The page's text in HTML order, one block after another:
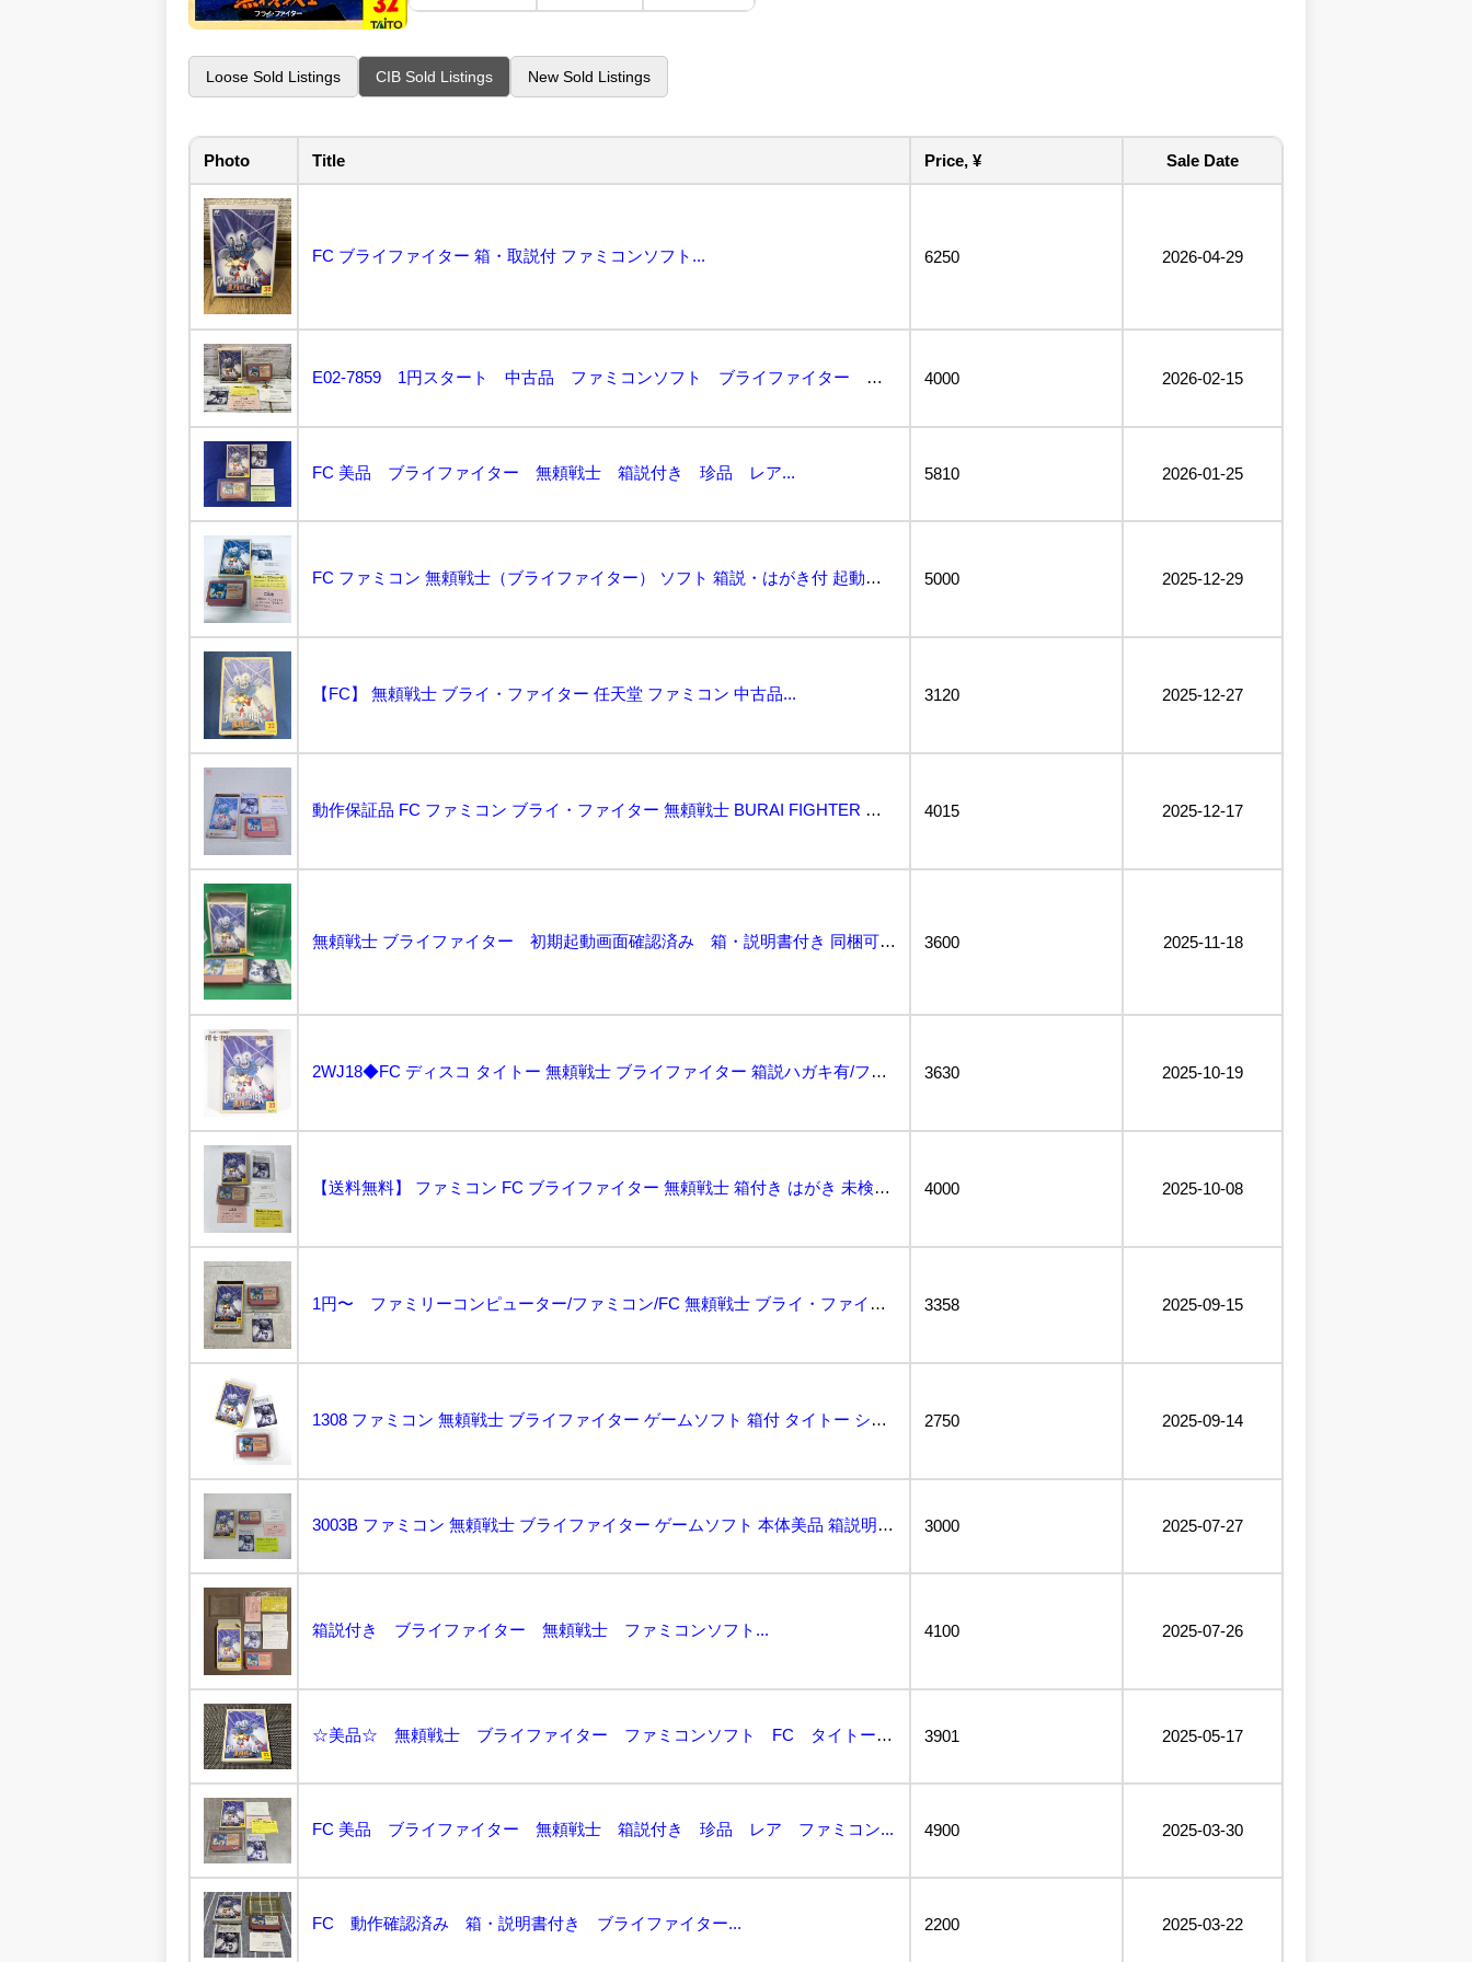
Loose Sold Listings CIB Sold Listings New Sold Listings
Photo Title Price, ¥ Sale Date
FC ブライファイター 箱・取説付 ファミコンソフト... 6250 2026-04-29
E02-7859 1円スタート 中古品 ファミコンソフト ブライファイター 無頼戦士 BURAI F... 4000 2026-02-15
FC 美品 ブライファイター 無頼戦士 箱説付き 珍品 レア... 5810 2026-01-25
FC ファミコン 無頼戦士（ブライファイター） ソフト 箱説・はがき付 起動確認済... 5000 2025-12-29
【FC】 無頼戦士 ブライ・ファイター 任天堂 ファミコン 中古品... 3120 2025-12-27
動作保証品 FC ファミコン ブライ・ファイター 無頼戦士 BURAI FIGHTER タイトー T... 4015 2025-12-17
無頼戦士 ブライファイター 初期起動画面確認済み 箱・説明書付き 同梱可能有 多数出品中... 3600 2025-11-18
2WJ18◆FC ディスコ タイトー 無頼戦士 ブライファイター 箱説ハガキ有/ファミコン ソフト ... 3630 2025-10-19
【送料無料】 ファミコン FC ブライファイター 無頼戦士 箱付き はがき 未検品 AAL0910/... 4000 2025-10-08
1円〜 ファミリーコンピューター/ファミコン/FC 無頼戦士 ブライ・ファイター カセット/ソフト ... 3358 2025-09-15
1308 ファミコン 無頼戦士 ブライファイター ゲームソフト 箱付 タイトー シューティングゲーム... 2750 2025-09-14
3003B ファミコン 無頼戦士 ブライファイター ゲームソフト 本体美品 箱説明書付 タイトー シ... 3000 2025-07-27
箱説付き ブライファイター 無頼戦士 ファミコンソフト... 4100 2025-07-26
☆美品☆ 無頼戦士 ブライファイター ファミコンソフト FC タイトー 箱説付... 3901 2025-05-17
FC 美品 ブライファイター 無頼戦士 箱説付き 珍品 レア ファミコン... 4900 2025-03-30
FC 動作確認済み 箱・説明書付き ブライファイター... 2200 2025-03-22